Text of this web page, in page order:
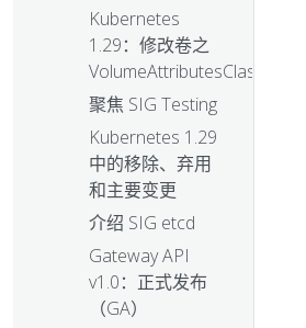
Kubernetes
1.29：修改卷之
VolumeAttributesClass
聚焦 SIG Testing
Kubernetes 1.29
中的移除、弃用
和主要变更
介绍 SIG etcd
Gateway API
v1.0：正式发布
（GA）